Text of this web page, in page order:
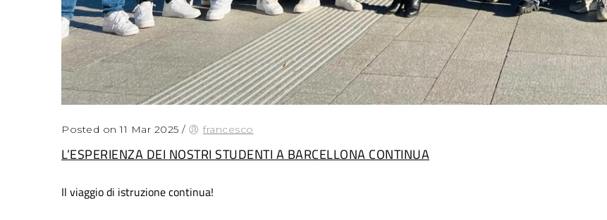
Posted on 11 Mar 2025 / francesco
L’ESPERIENZA DEI NOSTRI STUDENTI A BARCELLONA CONTINUA
Il viaggio di istruzione continua!